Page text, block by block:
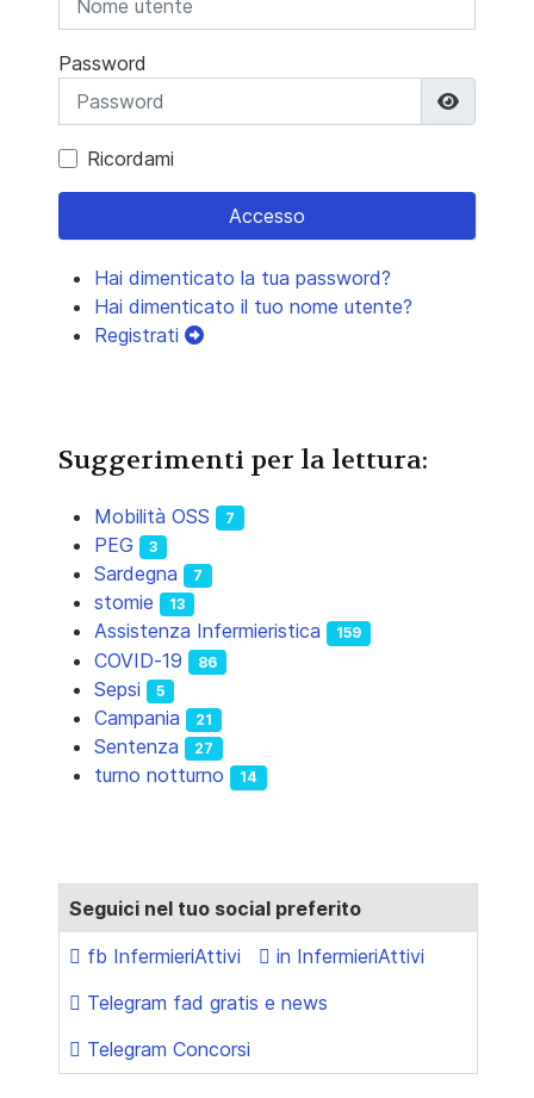
Password
Ricordami
Accesso
Hai dimenticato la tua password?
Hai dimenticato il tuo nome utente?
Registrati
Suggerimenti per la lettura:
Mobilità OSS 7
PEG 3
Sardegna 7
stomie 13
Assistenza Infermieristica 159
COVID-19 86
Sepsi 5
Campania 21
Sentenza 27
turno notturno 14
Seguici nel tuo social preferito
fb InfermieriAttivi
in InfermieriAttivi
Telegram fad gratis e news
Telegram Concorsi